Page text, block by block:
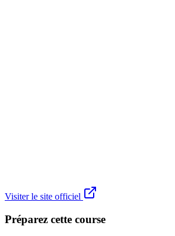
Visiter le site officiel
Préparez cette course